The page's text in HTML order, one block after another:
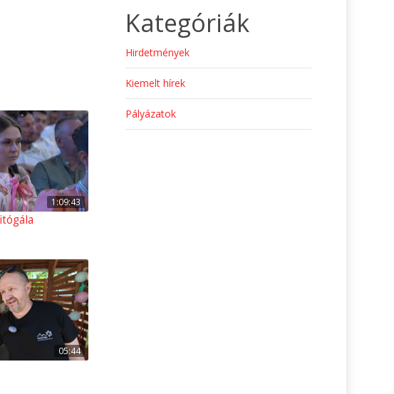
1:09:43
05:44
Kategóriák
Hirdetmények
Kiemelt hírek
Pályázatok